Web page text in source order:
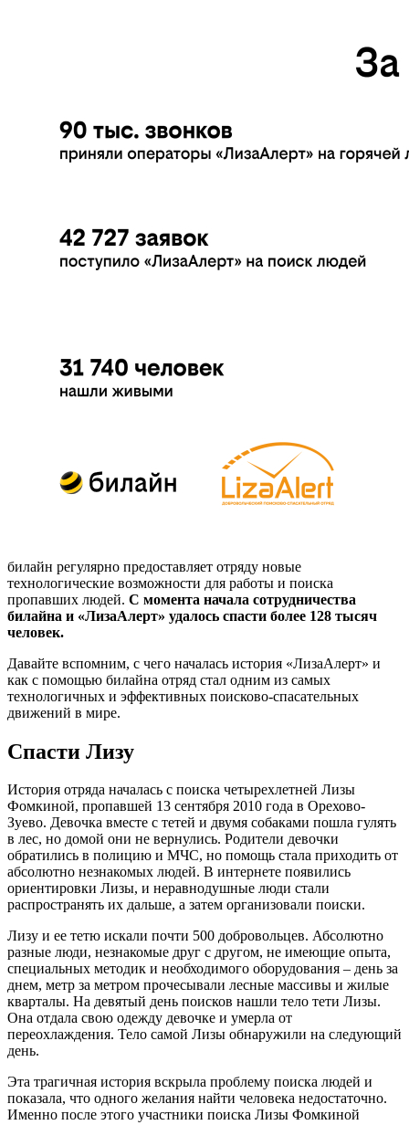
билайн регулярно предоставляет отряду новые
технологические возможности для работы и поиска
пропавших людей. С момента начала сотрудничества
билайна и «ЛизаАлерт» удалось спасти более 128 тысяч
человек.
Давайте вспомним, с чего началась история «ЛизаАлерт» и
как с помощью билайна отряд стал одним из самых
технологичных и эффективных поисково-спасательных
движений в мире.
Спасти Лизу
История отряда началась с поиска четырехлетней Лизы
Фомкиной, пропавшей 13 сентября 2010 года в Орехово-
Зуево. Девочка вместе с тетей и двумя собаками пошла гулять
в лес, но домой они не вернулись. Родители девочки
обратились в полицию и МЧС, но помощь стала приходить от
абсолютно незнакомых людей. В интернете появились
ориентировки Лизы, и неравнодушные люди стали
распространять их дальше, а затем организовали поиски.
Лизу и ее тетю искали почти 500 добровольцев. Абсолютно
разные люди, незнакомые друг с другом, не имеющие опыта,
специальных методик и необходимого оборудования – день за
днем, метр за метром прочесывали лесные массивы и жилые
кварталы. На девятый день поисков нашли тело тети Лизы.
Она отдала свою одежду девочке и умерла от
переохлаждения. Тело самой Лизы обнаружили на следующий
день.
Эта трагичная история вскрыла проблему поиска людей и
показала, что одного желания найти человека недостаточно.
Именно после этого участники поиска Лизы Фомкиной